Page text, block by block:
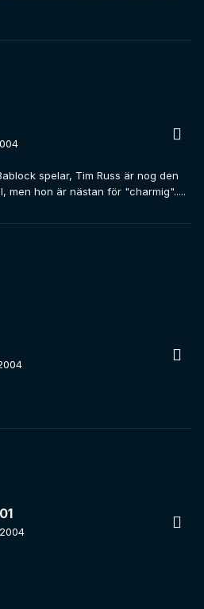
spelar, Tim Russ är nog den
men hon är nästan för "charmig".....